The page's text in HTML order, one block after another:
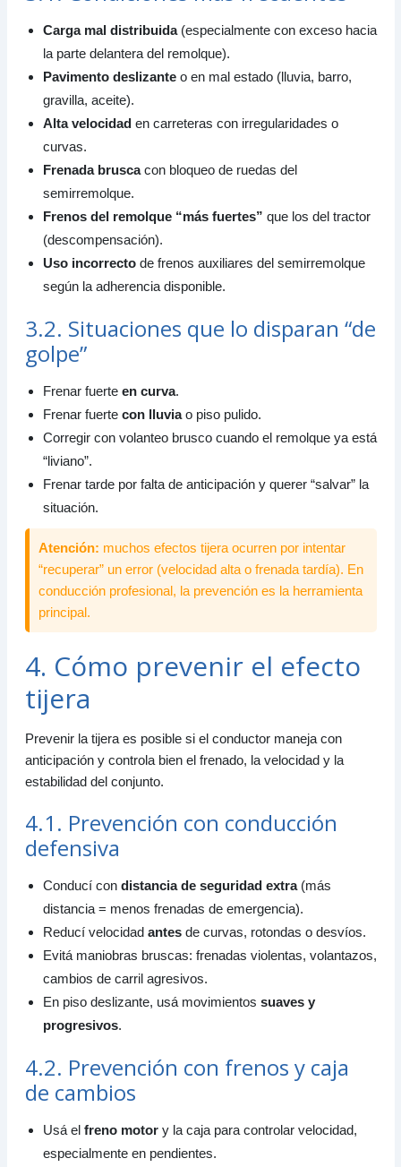
Carga mal distribuida(especialmente con exceso hacia
la parte delantera del remolque).
Pavimento deslizanteo en mal estado (lluvia, barro,
gravilla, aceite).
Alta velocidaden carreteras con irregularidades o
curvas.
Frenada bruscacon bloqueo de ruedas del
semirremolque.
Frenos del remolque “más fuertes” que los del tractor
(descompensación).
Uso incorrectode frenos auxiliares del semirremolque
según la adherencia disponible.
3.2. Situaciones que lo disparan “de
golpe”
Frenar fuerte en curva.
Frenar fuerte con lluviao piso pulido.
Corregir con volanteo brusco cuando el remolque ya está
“liviano”.
Frenar tarde por falta de anticipación y querer “salvar” la
situación.
Atención: muchos efectos tijera ocurren por intentar
“recuperar” un error (velocidad alta o frenada tardía). En
conducción profesional, la prevención es la herramienta
principal.
4. Cómo prevenir el efecto
tijera
Prevenir la tijera es posible si el conductor maneja con
anticipación y controla bien el frenado, la velocidad y la
estabilidad del conjunto.
4.1. Prevención con conducción
defensiva
Conducí con distancia de seguridad extra(más
distancia = menos frenadas de emergencia).
Reducí velocidad antesde curvas, rotondas o desvíos.
Evitá maniobras bruscas: frenadas violentas, volantazos,
cambios de carril agresivos.
En piso deslizante, usá movimientos suaves y
progresivos.
4.2. Prevención con frenos y caja
de cambios
Usá el freno motory la caja para controlar velocidad,
especialmente en pendientes.